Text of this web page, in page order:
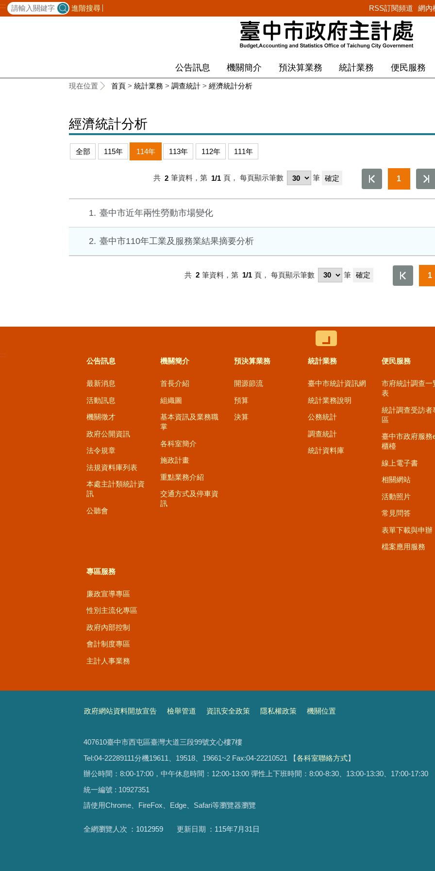
::: 進階搜尋 RSS訂閱頻道 網內
公告訊息 機關簡介 預決算業務 統計業務 便民服務
現在位置 首頁 > 統計業務 > 調查統計 > 經濟統計分析
經濟統計分析
全部 115年 114年 113年 112年 111年
共 2 筆資料，第 1/1 頁， 每頁顯示筆數 筆 1
1 臺中市近年兩性勞動市場變化
2 臺中市110年工業及服務業結果摘要分析
共 2 筆資料，第 1/1 頁， 每頁顯示筆數 筆 1
:::
公告訊息
最新消息
活動訊息
機關徵才
政府公開資訊
法令規章
法規資料庫列表
本處主計類統計資
訊
公聽會
機關簡介
首長介紹
組織圖
基本資訊及業務職
掌
各科室簡介
施政計畫
重點業務介紹
交通方式及停車資
訊
預決算業務
開源節流
預算
決算
統計業務
臺中市統計資訊網
統計業務說明
公務統計
調查統計
統計資料庫
便民服務
市府統計調查一
表
統計調查受訪者
區
臺中市政府服務
櫃檯
線上電子書
相關網站
活動照片
常見問答
表單下載與申辦
檔案應用服務
專區服務
廉政宣導專區
性別主流化專區
政府內部控制
會計制度專區
主計人事業務
政府網站資料開放宣告 檢舉管道 資訊安全政策 隱私權政策 機關位置
407610臺中市西屯區臺灣大道三段99號文心樓7樓
Tel:04-22289111分機19611、19518、19661~2 Fax:04-22210521
【各科室聯絡方式】
辦公時間：8:00-17:00，中午休息時間：12:00-13:00 彈性上下班時間：8:00-8:30、13:00-13:30、17:00-17:30
統一編號 : 10927351
請使用Chrome、FireFox、Edge、Safari等瀏覽器瀏覽
全網瀏覽人次 1012959 更新日期 115年7月31日